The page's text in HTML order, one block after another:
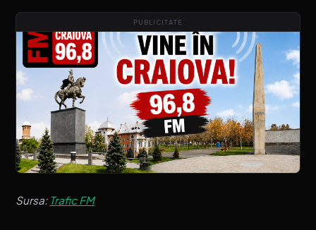
PUBLICITATE
Sursa: Trafic FM